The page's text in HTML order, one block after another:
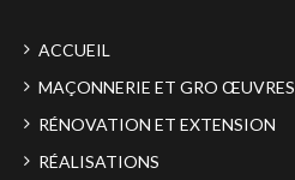
ACCUEIL
MAÇONNERIE ET GRO ŒUVRES
RÉNOVATION ET EXTENSION
RÉALISATIONS